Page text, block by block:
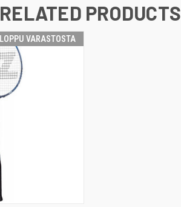
RELATED PRODUCTS
LOPPU VARASTOSTA